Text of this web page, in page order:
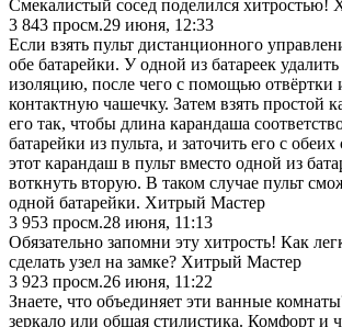
Смекалистый сосед поделился хитростью!
3 843 просм.29 июня, 12:33
Если взять пульт дистанционного
обе батарейки. У одной из батареек
изоляцию, после чего с помощью отвёртки
контактную чашечку. Затем взять простой
его так, чтобы длина карандаша
батарейки из пульта, и заточить его с
этот карандаш в пульт вместо одной из
воткнуть вторую. В таком случае пульт
одной батарейки. Хитрый Мастер
3 953 просм.28 июня, 11:13
Обязательно запомни эту хитрость! Как
сделать узел на замке? Хитрый Мастер
3 923 просм.26 июня, 11:22
Знаете, что объединяет эти ванные
зеркало или общая стилистика. Комфорт и